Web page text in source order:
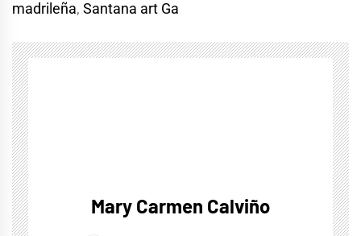
madrileña, Santana art Ga
Mary Carmen Calviño